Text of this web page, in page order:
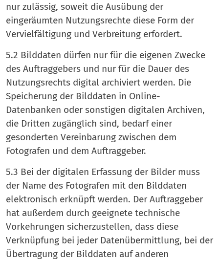
nur zulässig, soweit die Ausübung der
eingeräumten Nutzungsrechte diese Form der
Vervielfältigung und Verbreitung erfordert.
5.2 Bilddaten dürfen nur für die eigenen Zwecke
des Auftraggebers und nur für die Dauer des
Nutzungsrechts digital archiviert werden. Die
Speicherung der Bilddaten in Online-
Datenbanken oder sonstigen digitalen Archiven,
die Dritten zugänglich sind, bedarf einer
gesonderten Vereinbarung zwischen dem
Fotografen und dem Auftraggeber.
5.3 Bei der digitalen Erfassung der Bilder muss
der Name des Fotografen mit den Bilddaten
elektronisch erknüpft werden. Der Auftraggeber
hat außerdem durch geeignete technische
Vorkehrungen sicherzustellen, dass diese
Verknüpfung bei jeder Datenübermittlung, bei der
Übertragung der Bilddaten auf anderen